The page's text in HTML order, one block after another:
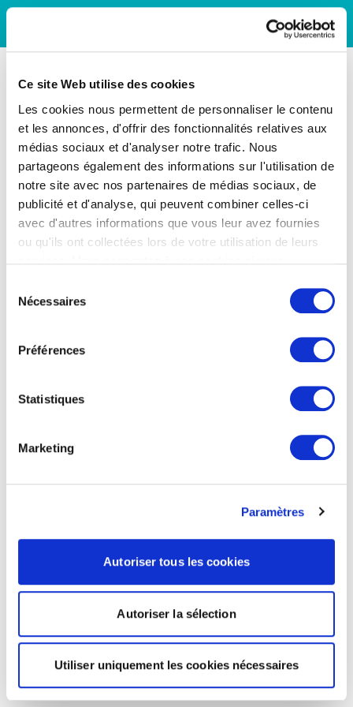
Ce site Web utilise des cookies
Les cookies nous permettent de personnaliser le contenu
et les annonces, d'offrir des fonctionnalités relatives aux
médias sociaux et d'analyser notre trafic. Nous
partageons également des informations sur l'utilisation de
notre site avec nos partenaires de médias sociaux, de
publicité et d'analyse, qui peuvent combiner celles-ci
avec d'autres informations que vous leur avez fournies
ou qu'ils ont collectées lors de votre utilisation de leurs
Nécessaires
Préférences
Statistiques
Marketing
Paramètres
Autoriser tous les cookies
Autoriser la sélection
Utiliser uniquement les cookies nécessaires